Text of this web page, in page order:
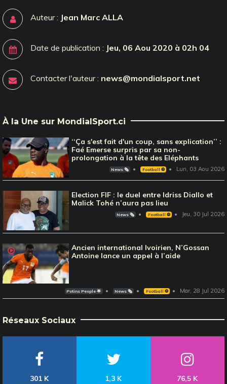
Auteur : Jean Marc ALLA
Date de publication : Jeu, 06 Aou 2020 à 02h 04
Contacter l'auteur : news@mondialsport.net
À la Une sur MondialSport.ci
‘‘Ça s'est fait d'un coup, sans explication’’ :
Faé Emerse surpris par sa non-
prolongation à la tête des Eléphants
News 🗞️ Football ⚽️ Lun, 03 Aou 2026
Election FIF : le duel entre Idriss Diallo et
Malick Tohé n’aura pas lieu
News 🗞️ Football ⚽️ Jeu, 30 Jul 2026
Ancien international Ivoirien, N’Gossan
Antoine lance un appel à l’aide
Potins People 🌟 News 🗞️ Football ⚽️ Mar, 28 Jul 2026
Réseaux Sociaux
301 K
1,3 K
76,5 K